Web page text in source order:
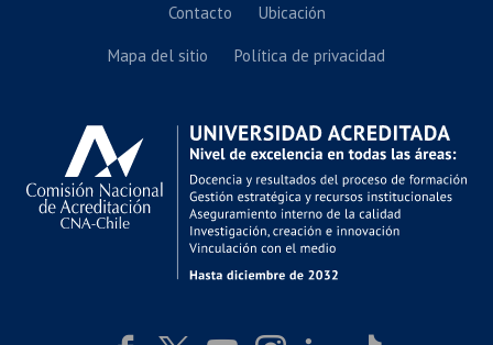
Contacto Ubicación
Mapa del sitio Política de privacidad